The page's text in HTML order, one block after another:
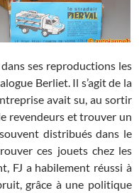
ses reproductions les
Berliet. Il s’agit de la
avait su, au sortir
revendeurs et trouver un
distribués dans le
ces jouets chez les
FJ a habilement réussi à
grâce à une politique